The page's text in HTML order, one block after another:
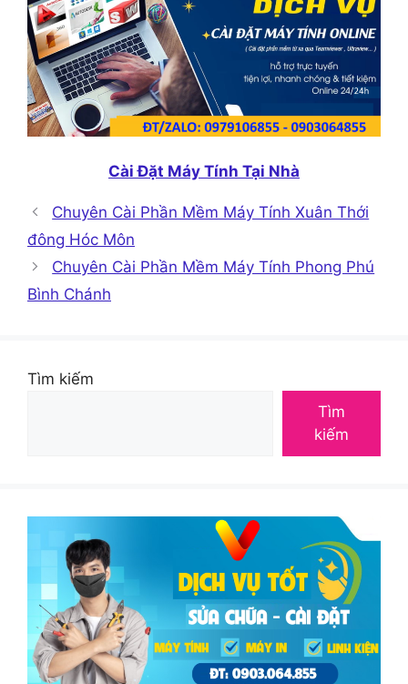
Cài Đặt Máy Tính Tại Nhà
Chuyên Cài Phần Mềm Máy Tính Xuân Thới
đông Hóc Môn
Chuyên Cài Phần Mềm Máy Tính Phong Phú
Bình Chánh
Tìm kiếm
Tìm
kiếm